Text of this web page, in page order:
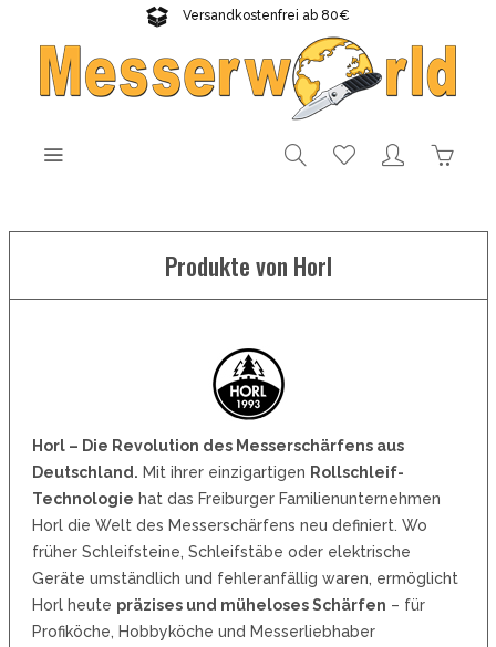
Versandkostenfrei ab 80€
Gratisversand sichern!
Produkte von Horl
Horl – Die Revolution des Messerschärfens aus
Deutschland. Mit ihrer einzigartigen Rollschleif-
Technologie hat das Freiburger Familienunternehmen
Horl die Welt des Messerschärfens neu definiert. Wo
früher Schleifsteine, Schleifstäbe oder elektrische
Geräte umständlich und fehleranfällig waren, ermöglicht
Horl heute präzises und müheloses Schärfen – für
Profiköche, Hobbyköche und Messerliebhaber